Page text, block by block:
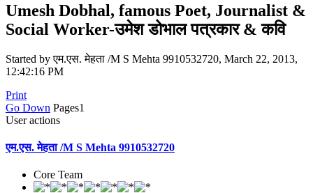
Umesh Dobhal, famous Poet, Journalist &
Social Worker-उमेश डोभाल पत्रकार & कवि
Started by एम.एस. मेहता /M S Mehta 9910532720, March 22, 2013,
12:42:16 PM
Print
Go Down Pages1
User actions
एम.एस. मेहता /M S Mehta 9910532720
Core Team